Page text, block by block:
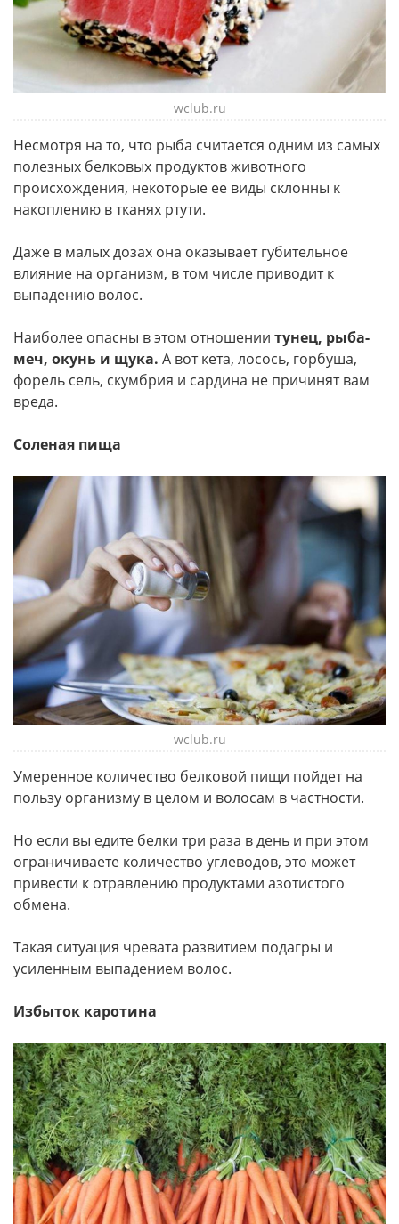
wclub.ru
Несмотря на то, что рыба считается одним из самых
полезных белковых продуктов животного
происхождения, некоторые ее виды склонны к
накоплению в тканях ртути.
Даже в малых дозах она оказывает губительное
влияние на организм, в том числе приводит к
выпадению волос.
Наиболее опасны в этом отношении тунец, рыба-
меч, окунь и щука. А вот кета, лосось, горбуша,
форель сель, скумбрия и сардина не причинят вам
вреда.
Соленая пища
wclub.ru
Умеренное количество белковой пищи пойдет на
пользу организму в целом и волосам в частности.
Но если вы едите белки три раза в день и при этом
ограничиваете количество углеводов, это может
привести к отравлению продуктами азотистого
обмена.
Такая ситуация чревата развитием подагры и
усиленным выпадением волос.
Избыток каротина